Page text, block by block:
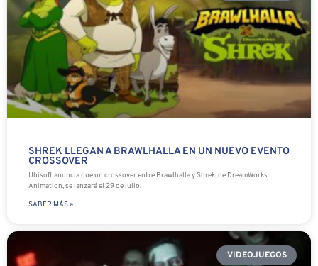
SHREK LLEGAN A BRAWLHALLA EN UN NUEVO EVENTO
CROSSOVER
Ubisoft anuncia que un crossover entre Brawlhalla y Shrek, de DreamWorks
Animation, se lanzará el 29 de julio.
SABER MÁS »
VIDEOJUEGOS